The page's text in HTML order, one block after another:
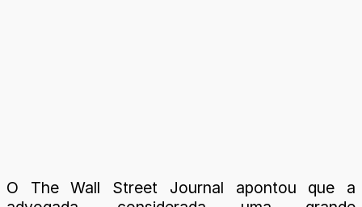
O The Wall Street Journal apontou que a